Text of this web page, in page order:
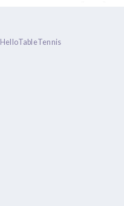
HelloTableTennis